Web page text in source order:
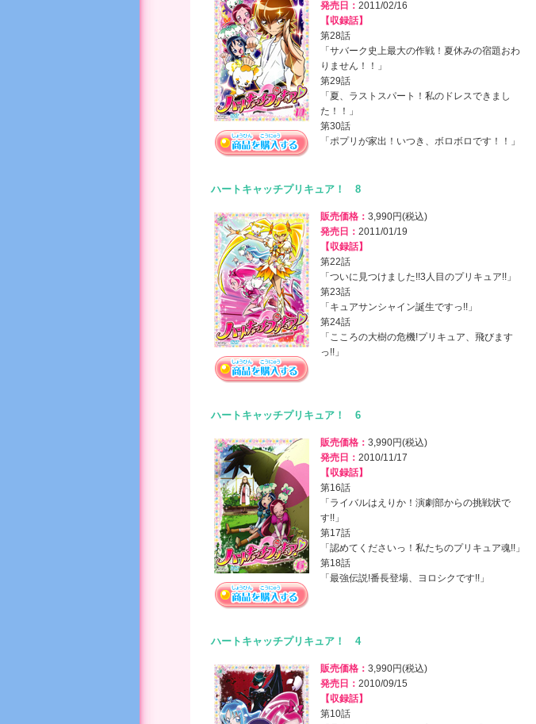
発売日： 2011/02/16
【収録話】
第28話
「サバーク史上最大の作戦！夏休みの宿題おわ
りません！！」
第29話
「夏、ラストスパート！私のドレスできまし
た！！」
第30話
「ポプリが家出！いつき、ボロボロです！！」
ハートキャッチプリキュア！ 8
販売価格： 3,990円(税込)
発売日： 2011/01/19
【収録話】
第22話
「ついに見つけました!!3人目のプリキュア!!」
第23話
「キュアサンシャイン誕生ですっ!!」
第24話
「こころの大樹の危機!プリキュア、飛びます
っ!!」
ハートキャッチプリキュア！ 6
販売価格： 3,990円(税込)
発売日： 2010/11/17
【収録話】
第16話
「ライバルはえりか！演劇部からの挑戦状で
す!!」
第17話
「認めてくださいっ！私たちのプリキュア魂!!」
第18話
「最強伝説!番長登場、ヨロシクです!!」
ハートキャッチプリキュア！ 4
販売価格： 3,990円(税込)
発売日： 2010/09/15
【収録話】
第10話